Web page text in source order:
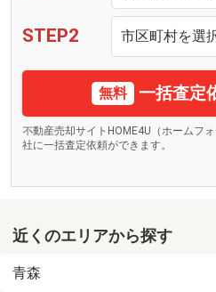
STEP2
無料 一括査定
不動産売却サイトHOME4U（ホームフ
社に一括査定依頼ができます。
近くのエリアから探す
青森